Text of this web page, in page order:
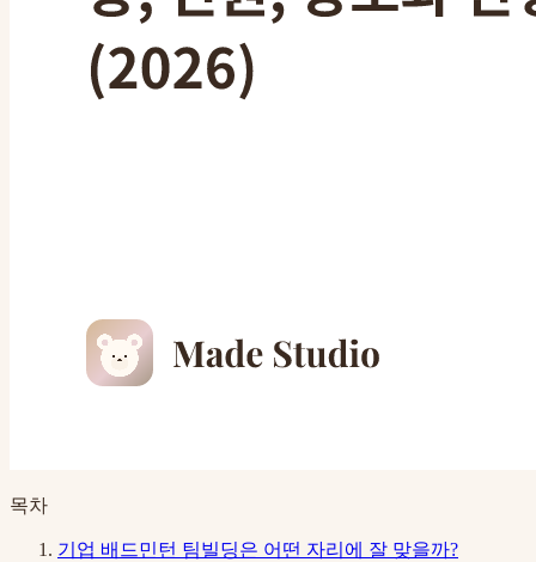
목차
기업 배드민턴 팀빌딩은 어떤 자리에 잘 맞을까?